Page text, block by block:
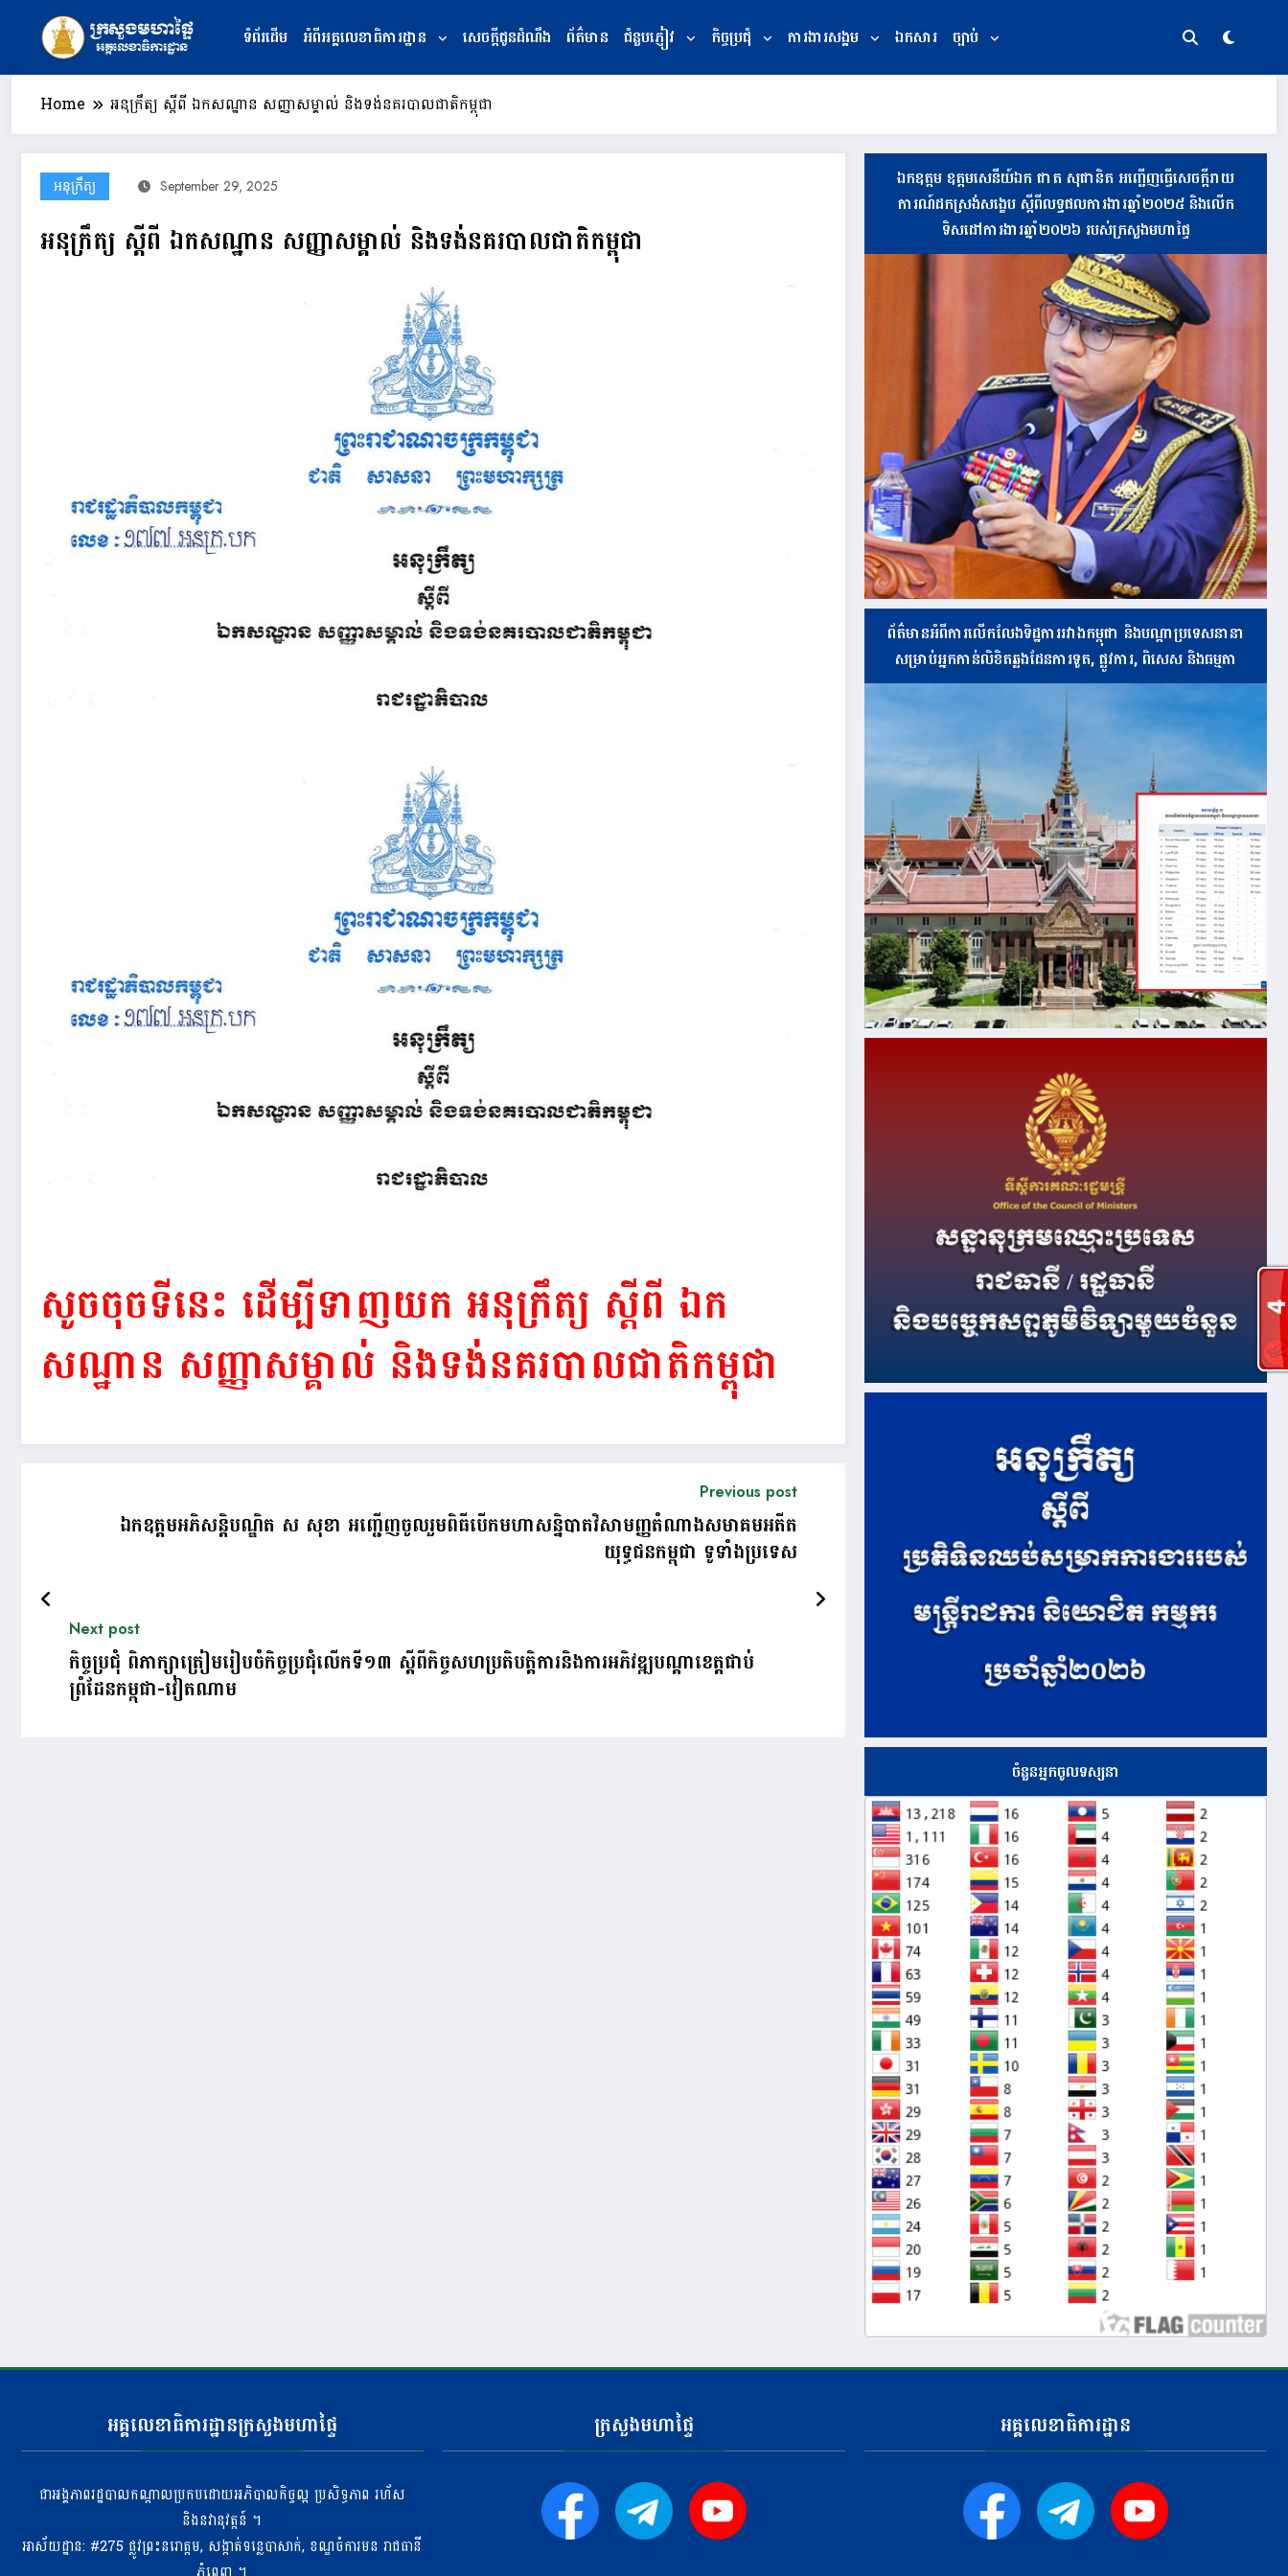
content
ទំព័រដើម អំពីអគ្គលេខាធិការដ្ឋាន សេចក្ដីជូនដំណឹង ព័ត៌មាន ជំនួបភ្ញៀវ កិច្ចប្រជុំ ការងារសង្គម ឯកសារ ច្បាប់
Home អនុក្រឹត្យ ស្តីពី ឯកសណ្ឋាន សញ្ញាសម្គាល់ និងទង់នគរបាលជាតិកម្ពុជា
អនុក្រឹត្យ September 29, 2025
អនុក្រឹត្យ ស្តីពី ឯកសណ្ឋាន សញ្ញាសម្គាល់ និងទង់នគរបាលជាតិកម្ពុជា
សូចចុចទីនេះ ដើម្បីទាញយក អនុក្រឹត្យ ស្តីពី ឯក
សណ្ឋាន សញ្ញាសម្គាល់ និងទង់នគរបាលជាតិកម្ពុជា
Previous post
ឯកឧត្តមអភិសន្តិបណ្ឌិត ស សុខា អញ្ជើញចូលរួមពិធីបើកមហាសន្និបាតវិសាមញ្ញតំណាងសមាគមអតីត
យុទ្ធជនកម្ពុជា ទូទាំងប្រទេស
Next post
កិច្ចប្រជុំ ពិភាក្សាត្រៀមរៀបចំកិច្ចប្រជុំលើកទី១៣ ស្តីពីកិច្ចសហប្រតិបត្តិការនិងការអភិវឌ្ឍបណ្តាខេត្តជាប់
ព្រំដែនកម្ពុជា-វៀតណាម
ឯកឧត្តម ឧត្តមសេនីយ៍ឯក ផាត សុផានិត អញ្ជើញធ្វើសេចក្តីរាយ
ការណ៍ដកស្រង់សង្ខេប ស្តីពីលទ្ធផលការងារឆ្នាំ២០២៥ និងលើក
ទិសដៅការងារឆ្នាំ២០២៦ របស់ក្រសួងមហាផ្ទៃ
ព័ត៌មានអំពីការលើកលែងទិដ្ឋការរវាងកម្ពុជា និងបណ្ដាប្រទេសនានា
សម្រាប់អ្នកកាន់លិខិតឆ្លងដែនការទូត, ផ្លូវការ, ពិសេស និងធម្មតា
ចំនួនអ្នកចូលទស្សនា
អគ្គលេខាធិការដ្ឋានក្រសួងមហាផ្ទៃ
ជាអង្គភាពរដ្ឋបាលកណ្តាលប្រកបដោយអភិបាលកិច្ចល្អ ប្រសិទ្ធភាព រហ័ស
និងនវានុវត្តន៍ ។
អាស័យដ្ឋាន: #275 ​ផ្លូវព្រះនរោត្តម, សង្កាត់ទន្លេបាសាក់, ខណ្ឌចំការមន រាជធានី
ក្រសួងមហាផ្ទៃ អគ្គលេខាធិការដ្ឋាន